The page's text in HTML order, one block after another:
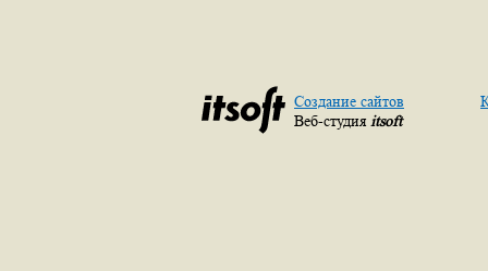
Создание сайтов
Веб-студия itsoft